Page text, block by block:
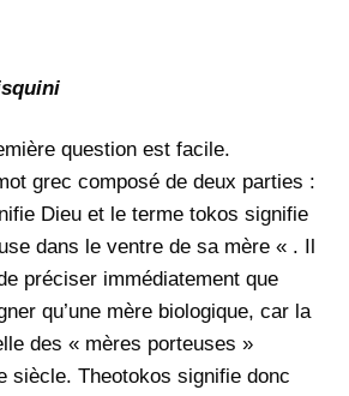
question est facile.
grec composé de deux parties :
Dieu et le terme tokos signifie
dans le ventre de sa mère « . Il
préciser immédiatement que
qu’une mère biologique, car la
des « mères porteuses »
siècle. Theotokos signifie donc